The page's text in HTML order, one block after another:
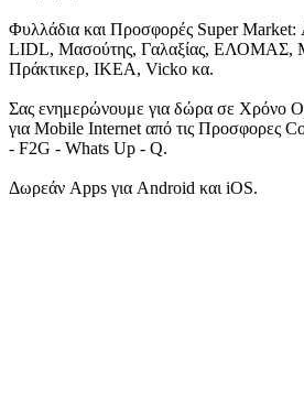
Φυλλάδια και Προσφορές Super
LIDL, Μασούτης, Γαλαξίας, ΕΛΟΜΑΣ,
Πράκτικερ, ΙΚΕΑ, Vicko κα.
Σας ενημερώνουμε για δώρα σε Χρόνο
για Mobile Internet από τις Προσφορες
- F2G - Whats Up - Q.
Δωρεάν Apps για Android και iOS.